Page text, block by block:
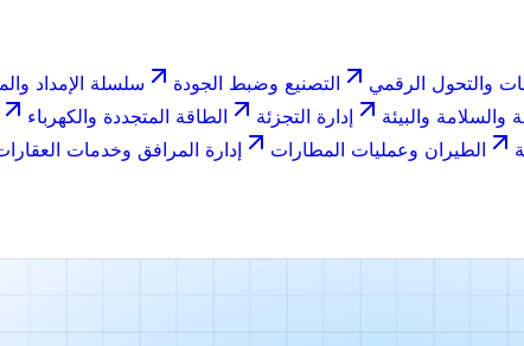
والتحول الرقمي التصنيع وضبط الجودة سلسلة الإمداد
والسلامة والبيئة إدارة التجزئة الطاقة المتجددة والكهرباء
الطيران وعمليات المطارات إدارة المرافق وخدمات